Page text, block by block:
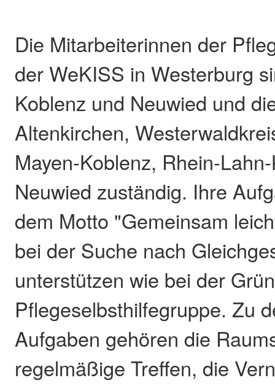
Die Mitarbeiterinnen der
der WeKISS in Westerburg
Koblenz und Neuwied und
Altenkirchen,
Mayen-Koblenz, Rhein-
Neuwied zuständig. Ihre
dem Motto "Gemeinsam
bei der Suche nach
unterstützen wie bei der
Pflegeselbsthilfegruppe. Zu
Aufgaben gehören die
regelmäßige Treffen, die